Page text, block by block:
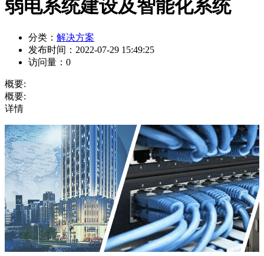
弱电系统建设及智能化系统
分类： 解决方案
发布时间： 2022-07-29 15:49:25
访问量： 0
概要:
概要:
详情